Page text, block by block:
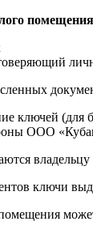
ключей (для
ООО
ключи